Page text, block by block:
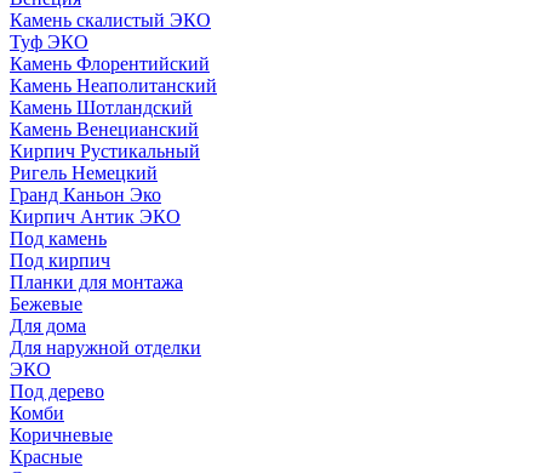
Камень скалистый ЭКО
Туф ЭКО
Камень Флорентийский
Камень Неаполитанский
Камень Шотландский
Камень Венецианский
Кирпич Рустикальный
Ригель Немецкий
Гранд Каньон Эко
Кирпич Антик ЭКО
Под камень
Под кирпич
Планки для монтажа
Бежевые
Для дома
Для наружной отделки
ЭКO
Под дерево
Комби
Коричневые
Красные